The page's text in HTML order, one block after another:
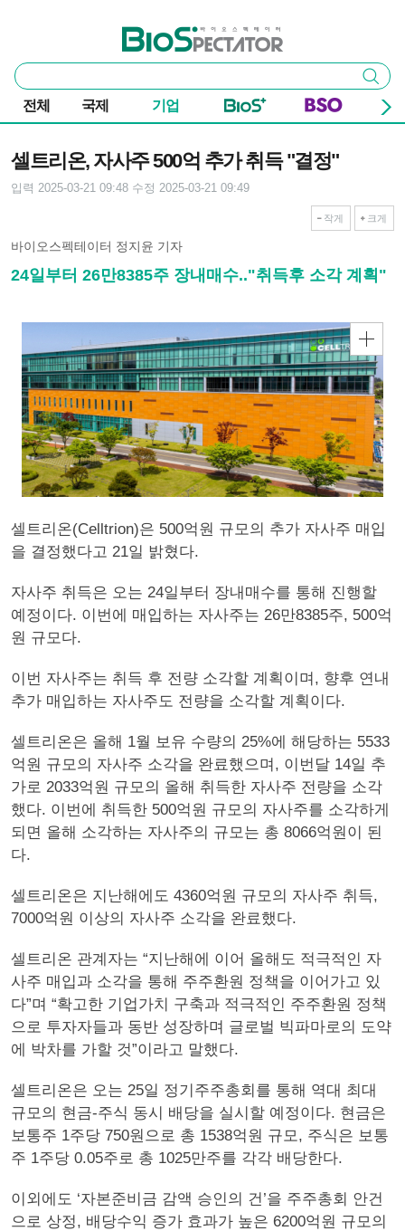
바이오스펙테이터
통
합
검
색
검색
전체 국제 기업
셀트리온, 자사주 500억 추가 취득 "결정"
입력 2025-03-21 09:48 수정 2025-03-21 09:49
작게 크게
바이오스펙테이터 정지윤 기자
24일부터 26만8385주 장내매수.."취득후 소각 계획"
셀트리온(Celltrion)은 500억원 규모의 추가 자사주 매입
을 결정했다고 21일 밝혔다.
자사주 취득은 오는 24일부터 장내매수를 통해 진행할
예정이다. 이번에 매입하는 자사주는 26만8385주, 500억
원 규모다.
이번 자사주는 취득 후 전량 소각할 계획이며, 향후 연내
추가 매입하는 자사주도 전량을 소각할 계획이다.
셀트리온은 올해 1월 보유 수량의 25%에 해당하는 5533
억원 규모의 자사주 소각을 완료했으며, 이번달 14일 추
가로 2033억원 규모의 올해 취득한 자사주 전량을 소각
했다. 이번에 취득한 500억원 규모의 자사주를 소각하게
되면 올해 소각하는 자사주의 규모는 총 8066억원이 된
다.
셀트리온은 지난해에도 4360억원 규모의 자사주 취득,
7000억원 이상의 자사주 소각을 완료했다.
셀트리온 관계자는 “지난해에 이어 올해도 적극적인 자
사주 매입과 소각을 통해 주주환원 정책을 이어가고 있
다”며 “확고한 기업가치 구축과 적극적인 주주환원 정책
으로 투자자들과 동반 성장하며 글로벌 빅파마로의 도약
에 박차를 가할 것”이라고 말했다.
셀트리온은 오는 25일 정기주주총회를 통해 역대 최대
규모의 현금-주식 동시 배당을 실시할 예정이다. 현금은
보통주 1주당 750원으로 총 1538억원 규모, 주식은 보통
주 1주당 0.05주로 총 1025만주를 각각 배당한다.
이외에도 ‘자본준비금 감액 승인의 건’을 주주총회 안건
으로 상정, 배당수익 증가 효과가 높은 6200억원 규모의